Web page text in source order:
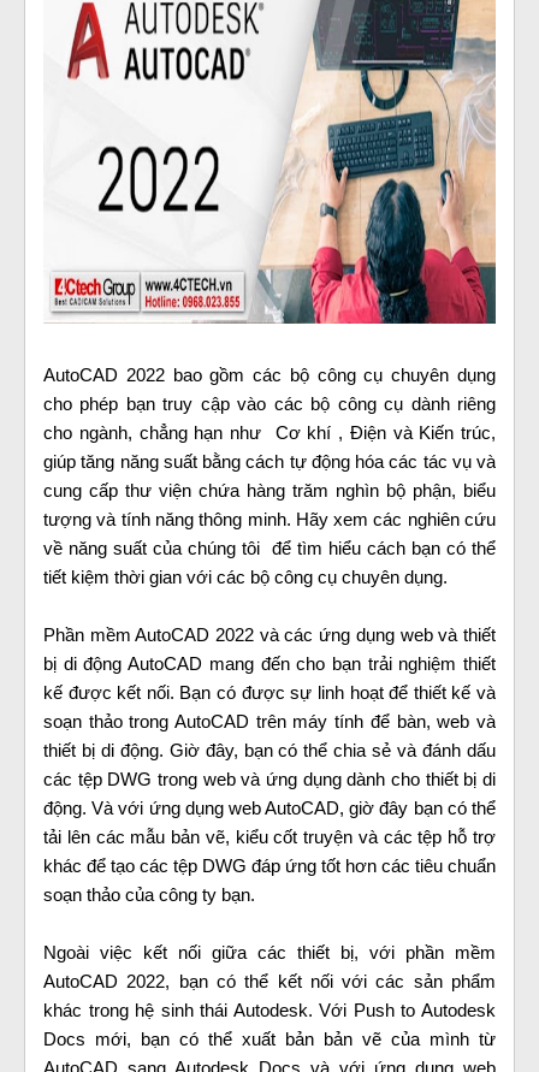
AutoCAD 2022 bao gồm các bộ công cụ chuyên dụng
cho phép bạn truy cập vào các bộ công cụ dành riêng
cho ngành, chẳng hạn như Cơ khí , Điện và Kiến trúc,
giúp tăng năng suất bằng cách tự động hóa các tác vụ và
cung cấp thư viện chứa hàng trăm nghìn bộ phận, biểu
tượng và tính năng thông minh. Hãy xem các nghiên cứu
về năng suất của chúng tôi để tìm hiểu cách bạn có thể
tiết kiệm thời gian với các bộ công cụ chuyên dụng.
Phần mềm AutoCAD 2022 và các ứng dụng web và thiết
bị di động AutoCAD mang đến cho bạn trải nghiệm thiết
kế được kết nối. Bạn có được sự linh hoạt để thiết kế và
soạn thảo trong AutoCAD trên máy tính để bàn, web và
thiết bị di động. Giờ đây, bạn có thể chia sẻ và đánh dấu
các tệp DWG trong web và ứng dụng dành cho thiết bị di
động. Và với ứng dụng web AutoCAD, giờ đây bạn có thể
tải lên các mẫu bản vẽ, kiểu cốt truyện và các tệp hỗ trợ
khác để tạo các tệp DWG đáp ứng tốt hơn các tiêu chuẩn
soạn thảo của công ty bạn.
Ngoài việc kết nối giữa các thiết bị, với phần mềm
AutoCAD 2022, bạn có thể kết nối với các sản phẩm
khác trong hệ sinh thái Autodesk. Với Push to Autodesk
Docs mới, bạn có thể xuất bản bản vẽ của mình từ